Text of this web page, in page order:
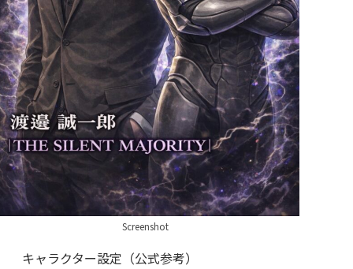
Screenshot
キャラクター設定（公式参考）